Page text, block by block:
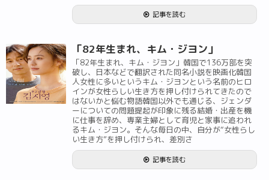
記事を読む
「82年生まれ、キム・ジヨン」
「82年生まれ、キム・ジヨン」韓国で136万部を突
破し、日本などで翻訳された同名小説を映画化韓国
人女性に多いというキム・ジヨンという名前のヒロ
インが女性らしい生き方を押し付けられてきたので
はないかと悩む物語韓国以外でも通じる、ジェンダ
ーについての問題提起が印象に残る結婚・出産を機
に仕事を辞め、専業主婦として育児と家事に追われ
るキム・ジヨン。そんな毎日の中、自分が“女性らし
い生き方”を押し付けられ、差別さ
記事を読む